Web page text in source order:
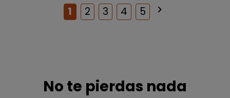
1 2 3 4 5 keyboard_arrow_right
No te pierdas nada